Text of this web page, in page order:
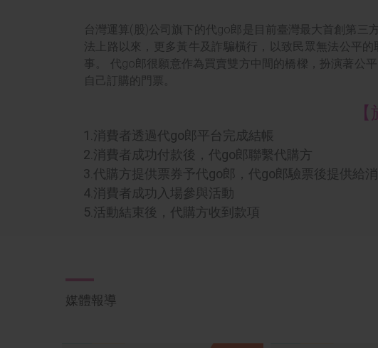
台灣運算(股)公司旗下的代go郎是目前臺灣最大首創第
法上路以來，更多黃牛及詐騙橫行，以致民眾無法公平
事。 代go郎很願意作為買賣雙方中間的橋樑，扮演著公
自己訂購的門票。
1.消費者透過代go郎平台完成結帳
2.消費者成功付款後，代go郎聯繫代購方
3.代購方提供票券予代go郎，代go郎驗票後提供給
4.消費者成功入場參與活動
5.活動結束後，代購方收到款項
媒體報導